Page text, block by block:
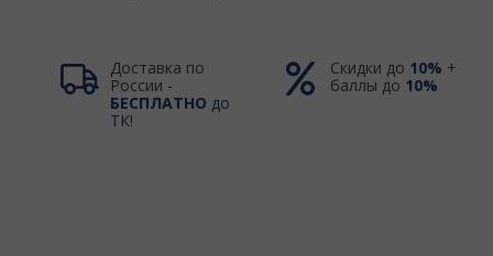
Доставка по
России -
БЕСПЛАТНО до
ТК!
Скидки до 10% +
баллы до 10%